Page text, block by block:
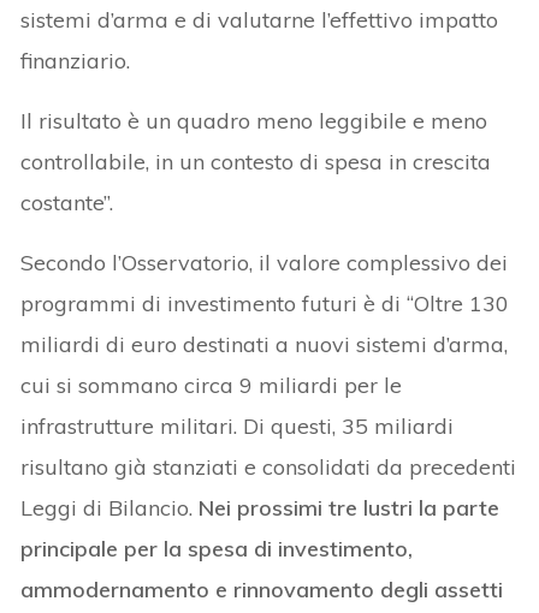
sistemi d’arma e di valutarne l’effettivo impatto
finanziario.
Il risultato è un quadro meno leggibile e meno
controllabile, in un contesto di spesa in crescita
costante”.
Secondo l’Osservatorio, il valore complessivo dei
programmi di investimento futuri è di “Oltre 130
miliardi di euro destinati a nuovi sistemi d’arma,
cui si sommano circa 9 miliardi per le
infrastrutture militari. Di questi, 35 miliardi
risultano già stanziati e consolidati da precedenti
Leggi di Bilancio. Nei prossimi tre lustri la parte
principale per la spesa di investimento,
ammodernamento e rinnovamento degli assetti